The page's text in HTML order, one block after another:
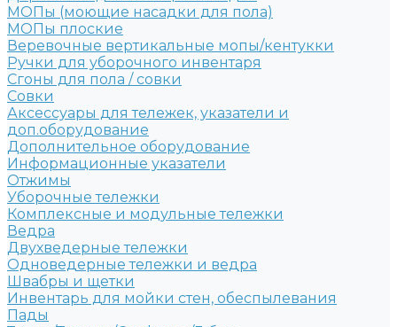
МОПы (моющие насадки для пола)
МОПы плоские
Веревочные вертикальные мопы/кентукки
Ручки для уборочного инвентаря
Сгоны для пола / совки
Совки
Аксессуары для тележек, указатели и
доп.оборудование
Дополнительное оборудование
Информационные указатели
Отжимы
Уборочные тележки
Комплексные и модульные тележки
Ведра
Двухведерные тележки
Одноведерные тележки и ведра
Швабры и щетки
Инвентарь для мойки стен, обеспылевания
Пады